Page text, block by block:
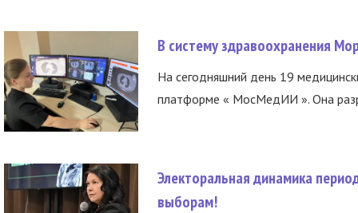
В систему здравоохранения
На сегодняшний день 19
платформе « МосМедИИ ». Она
Электоральная динамика
выборам!